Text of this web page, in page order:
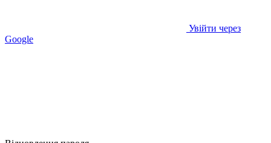
Увійти через
Google